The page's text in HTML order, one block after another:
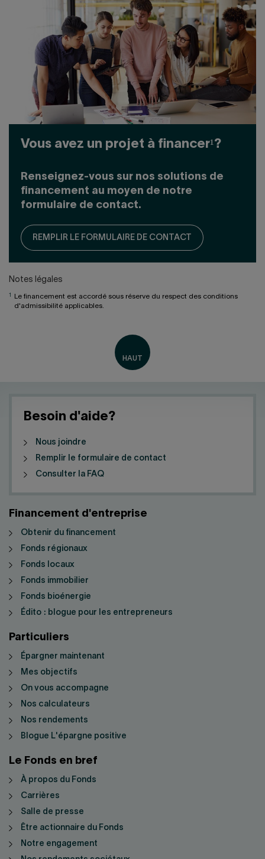
Vous avez un projet à financer¹?
Renseignez-vous sur nos solutions de
financement au moyen de notre
formulaire de contact.
REMPLIR LE FORMULAIRE DE CONTACT
Notes légales
1
Le financement est accordé sous réserve du respect des conditions
d'admissibilité applicables.
Besoin d'aide?
Nous joindre
Remplir le formulaire de contact
Consulter la FAQ
Financement d'entreprise
Obtenir du financement
Fonds régionaux
Fonds locaux
Fonds immobilier
Fonds bioénergie
Édito : blogue pour les entrepreneurs
Particuliers
Épargner maintenant
Mes objectifs
On vous accompagne
Nos calculateurs
Nos rendements
Blogue L'épargne positive
Le Fonds en bref
À propos du Fonds
Carrières
Salle de presse
Être actionnaire du Fonds
Notre engagement